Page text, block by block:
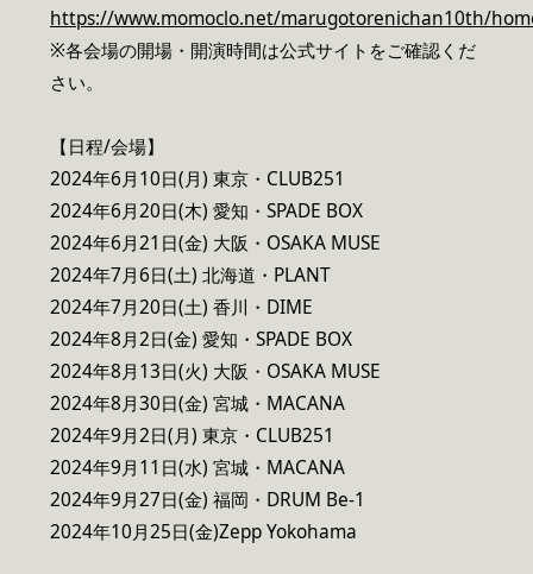
https://www.momoclo.net/marugotorenichan10th/
※各会場の開場・開演時間は公式サイトをご確認くだ
さい。
【日程/会場】
2024年6月10日(月) 東京・CLUB251
2024年6月20日(木) 愛知・SPADE BOX
2024年6月21日(金) 大阪・OSAKA MUSE
2024年7月6日(土) 北海道・PLANT
2024年7月20日(土) 香川・DIME
2024年8月2日(金) 愛知・SPADE BOX
2024年8月13日(火) 大阪・OSAKA MUSE
2024年8月30日(金) 宮城・MACANA
2024年9月2日(月) 東京・CLUB251
2024年9月11日(水) 宮城・MACANA
2024年9月27日(金) 福岡・DRUM Be-1
2024年10月25日(金)Zepp Yokohama